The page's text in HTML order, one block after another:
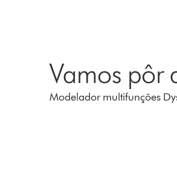
Vamos pôr
Modelador multifunções